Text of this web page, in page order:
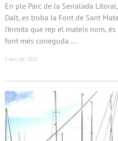
En ple Parc de la Serralada
Dalt, es troba la Font de Sant
l’ermita que rep el mateix nom,
font més coneguda …
6 abril del 2018